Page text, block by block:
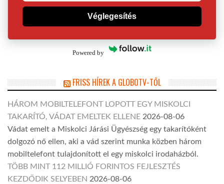
Véglegesítés
Powered by
FRISS HÍREK A GLOBOTV-TŐL
HÁROM MOBILTELEFONT LOPOTT EGY MISKOLCI
TAKARÍTÓ, VÁDAT EMELTEK ELLENE 2026-08-06
Vádat emelt a Miskolci Járási Ügyészség egy takarítóként
dolgozó nő ellen, aki a vád szerint munka közben három
mobiltelefont tulajdonított el egy miskolci irodaházból.
TÖBB MINT 112 MILLIÓ FORINTOS FEJLESZTÉS
KEZDŐDIK SELYEBEN 2026-08-06